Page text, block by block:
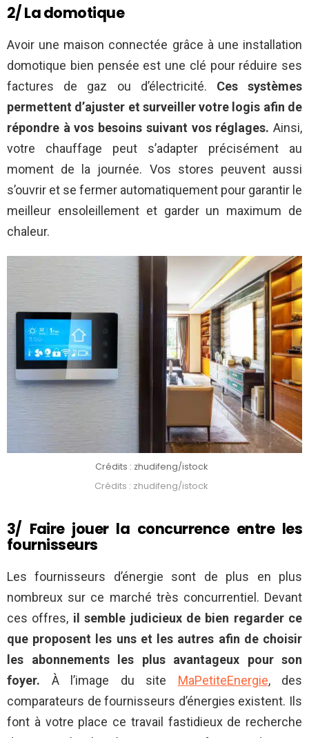
2/ La domotique
Avoir une maison connectée grâce à une installation
domotique bien pensée est une clé pour réduire ses
factures de gaz ou d’électricité. Ces systèmes
permettent d’ajuster et surveiller votre logis afin de
répondre à vos besoins suivant vos réglages. Ainsi,
votre chauffage peut s’adapter précisément au
moment de la journée. Vos stores peuvent aussi
s’ouvrir et se fermer automatiquement pour garantir le
meilleur ensoleillement et garder un maximum de
chaleur.
Crédits : zhudifeng/istock
Crédits : zhudifeng/istock
3/ Faire jouer la concurrence entre les
fournisseurs
Les fournisseurs d’énergie sont de plus en plus
nombreux sur ce marché très concurrentiel. Devant
ces offres, il semble judicieux de bien regarder ce
que proposent les uns et les autres afin de choisir
les abonnements les plus avantageux pour son
foyer. À l’image du site MaPetiteEnergie, des
comparateurs de fournisseurs d’énergies existent. Ils
font à votre place ce travail fastidieux de recherche